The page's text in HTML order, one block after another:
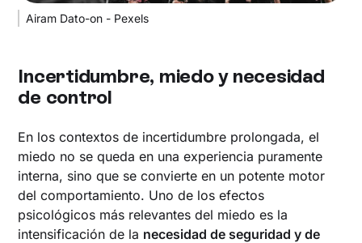
Airam Dato-on - Pexels
Incertidumbre, miedo y necesidad
de control
En los contextos de incertidumbre prolongada, el
miedo no se queda en una experiencia puramente
interna, sino que se convierte en un potente motor
del comportamiento. Uno de los efectos
psicológicos más relevantes del miedo es la
intensificación de la necesidad de seguridad y de